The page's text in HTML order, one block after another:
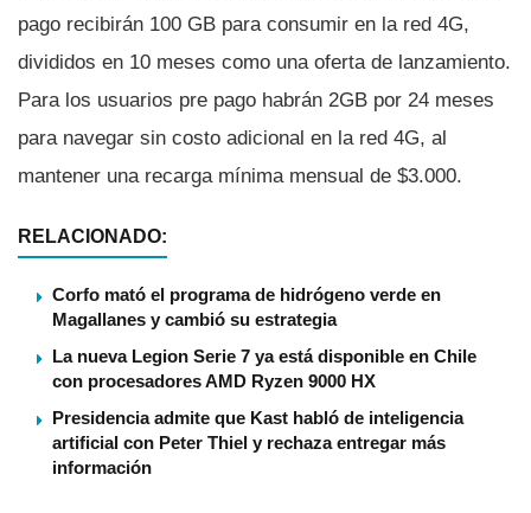
pago recibirán 100 GB para consumir en la red 4G,
divididos en 10 meses como una oferta de lanzamiento.
Para los usuarios pre pago habrán 2GB por 24 meses
para navegar sin costo adicional en la red 4G, al
mantener una recarga mí­nima mensual de $3.000.
RELACIONADO:
Corfo mató el programa de hidrógeno verde en
Magallanes y cambió su estrategia
La nueva Legion Serie 7 ya está disponible en Chile
con procesadores AMD Ryzen 9000 HX
Presidencia admite que Kast habló de inteligencia
artificial con Peter Thiel y rechaza entregar más
información